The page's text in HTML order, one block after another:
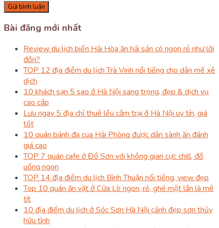
Bài đăng mới nhất
Review du lịch biển Hải Hòa ăn hải sản có ngon rẻ như lời
đồn?
TOP 12 địa điểm du lịch Trà Vinh nổi tiếng cho dân mê xê
dịch
10 khách sạn 5 sao ở Hà Nội sang trọng, đẹp & dịch vụ
cao cấp
Lưu ngay 5 địa chỉ thuê lều cắm trại ở Hà Nội uy tín, giá
tốt
10 quán bánh đa cua Hải Phòng được dân sành ăn đánh
giá cao
TOP 7 quán cafe ở Đồ Sơn với không gian cực chill, đồ
uống ngon
TOP 14 địa điểm du lịch Bình Thuận nổi tiếng, view đẹp
Top 10 quán ăn vặt ở Cửa Lò ngon, rẻ, ghé một lần là mê
tít
10 địa điểm du lịch ở Sóc Sơn Hà Nội cảnh đẹp sơn thủy
hữu tình